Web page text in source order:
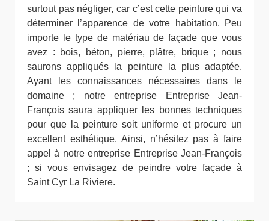
surtout pas négliger, car c’est cette peinture qui va
déterminer l’apparence de votre habitation. Peu
importe le type de matériau de façade que vous
avez : bois, béton, pierre, plâtre, brique ; nous
saurons appliqués la peinture la plus adaptée.
Ayant les connaissances nécessaires dans le
domaine ; notre entreprise Entreprise Jean-
François saura appliquer les bonnes techniques
pour que la peinture soit uniforme et procure un
excellent esthétique. Ainsi, n’hésitez pas à faire
appel à notre entreprise Entreprise Jean-François
; si vous envisagez de peindre votre façade à
Saint Cyr La Riviere.